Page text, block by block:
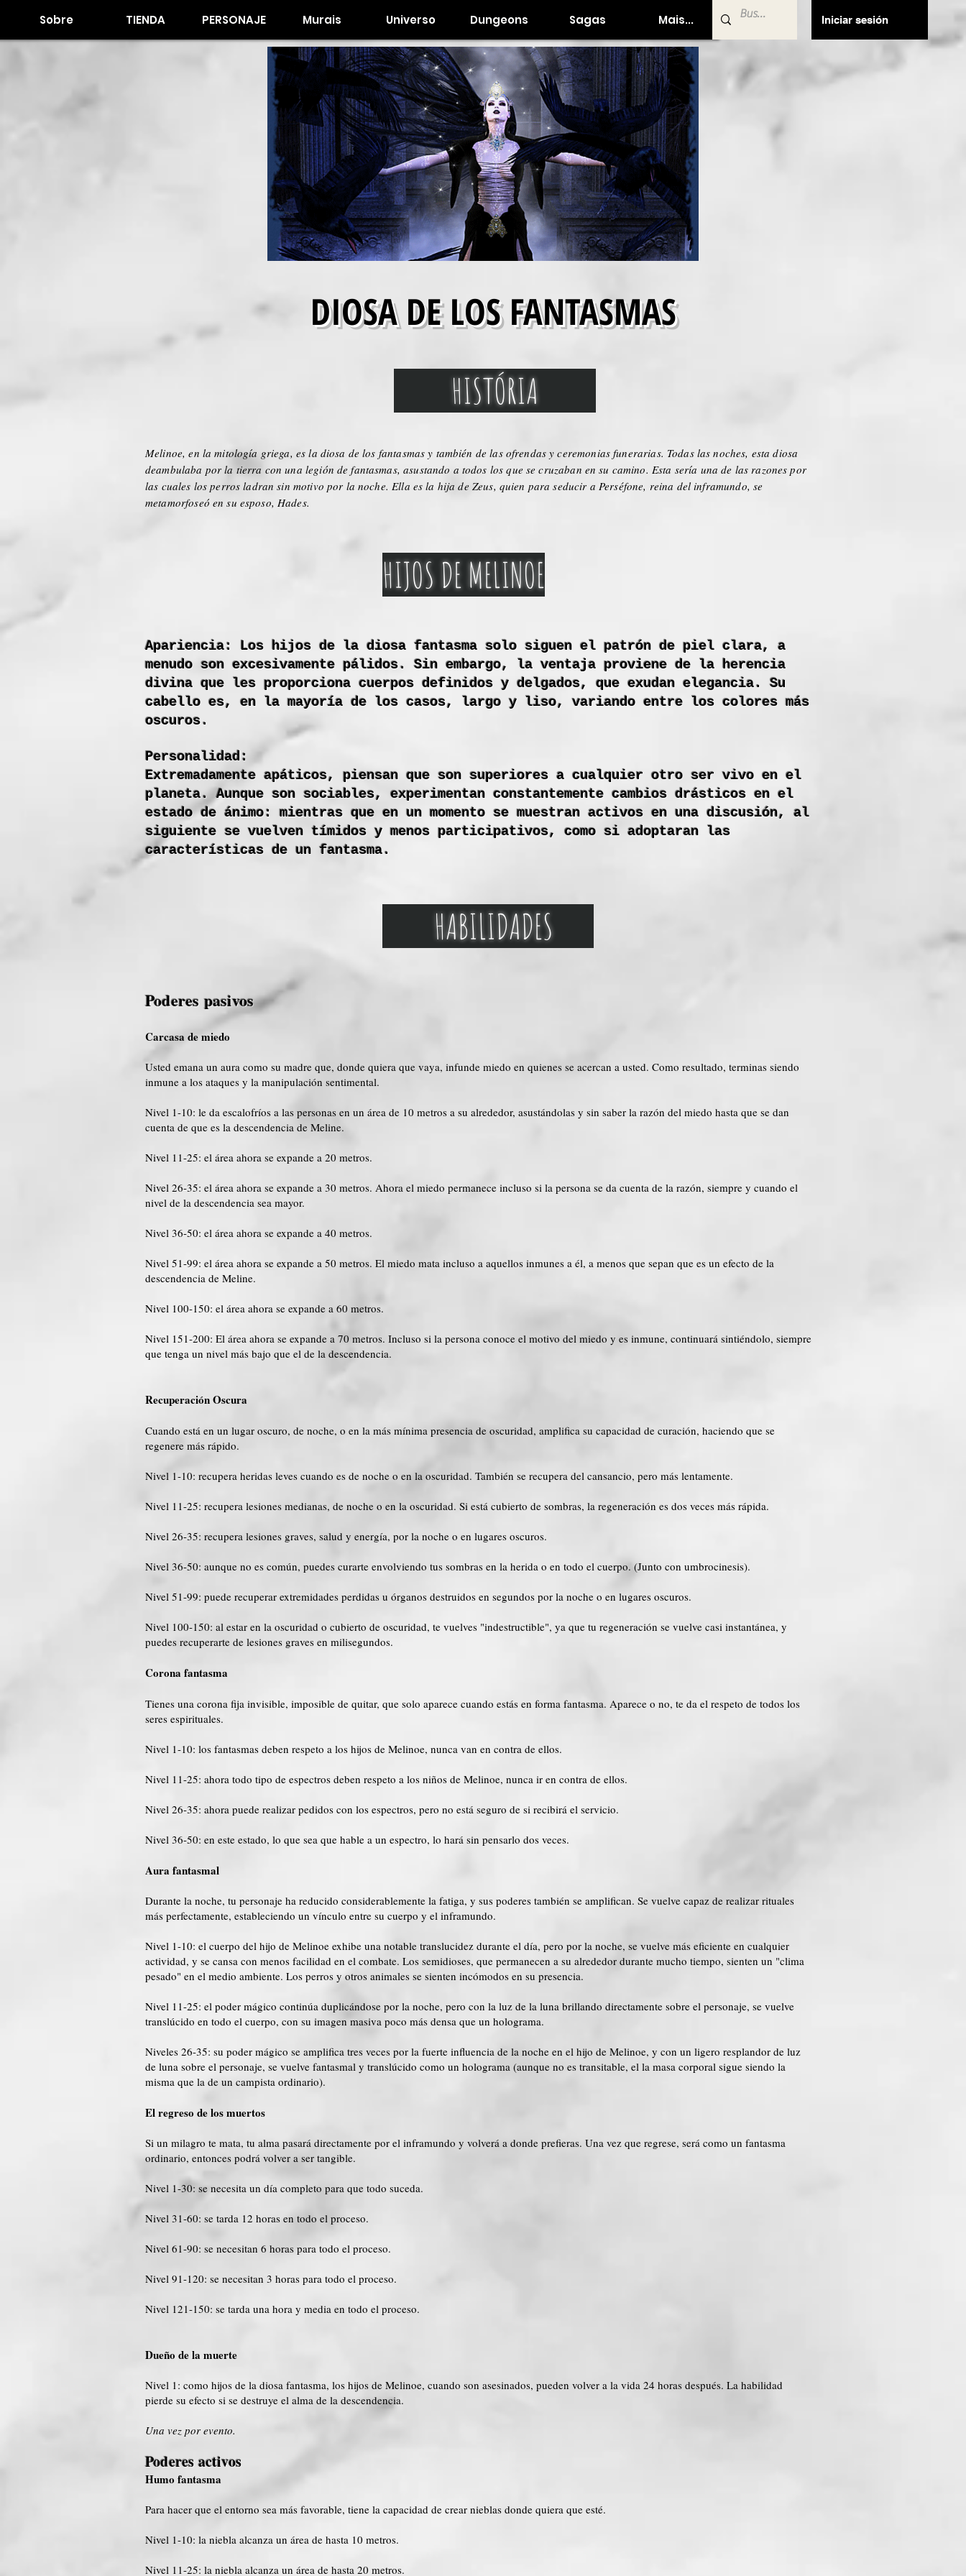
Sobre TIENDA PERSONAJE Murais Universo Dungeons Sagas Mais... Iniciar sesión
DIOSA DE LOS FANTASMAS
HISTÓRIA
Melinoe, en la mitología griega, es la diosa de los fantasmas y también de las ofrendas y ceremonias funerarias. Todas las noches, esta diosa
deambulaba por la tierra con una legión de fantasmas, asustando a todos los que se cruzaban en su camino. Esta sería una de las razones por
las cuales los perros ladran sin motivo por la noche. Ella es la hija de Zeus, quien para seducir a Perséfone, reina del inframundo, se
metamorfoseó en su esposo, Hades.
HIJOS DE MELINOE
Apariencia: Los hijos de la diosa fantasma solo siguen el patrón de piel clara, a
menudo son excesivamente pálidos. Sin embargo, la ventaja proviene de la herencia
divina que les proporciona cuerpos definidos y delgados, que exudan elegancia. Su
cabello es, en la mayoría de los casos, largo y liso, variando entre los colores más
oscuros.
Personalidad:
Extremadamente apáticos, piensan que son superiores a cualquier otro ser vivo en el
planeta. Aunque son sociables, experimentan constantemente cambios drásticos en el
estado de ánimo: mientras que en un momento se muestran activos en una discusión, al
siguiente se vuelven tímidos y menos participativos, como si adoptaran las
características de un fantasma.
HABILIDADES
Poderes pasivos
Carcasa de miedo
Usted emana un aura como su madre que, donde quiera que vaya, infunde miedo en quienes se acercan a usted. Como resultado, terminas siendo
inmune a los ataques y la manipulación sentimental.
Nivel 1-10: le da escalofríos a las personas en un área de 10 metros a su alrededor, asustándolas y sin saber la razón del miedo hasta que se dan
cuenta de que es la descendencia de Meline.
Nivel 11-25: el área ahora se expande a 20 metros.
Nivel 26-35: el área ahora se expande a 30 metros. Ahora el miedo permanece incluso si la persona se da cuenta de la razón, siempre y cuando el
nivel de la descendencia sea mayor.
Nivel 36-50: el área ahora se expande a 40 metros.
Nivel 51-99: el área ahora se expande a 50 metros. El miedo mata incluso a aquellos inmunes a él, a menos que sepan que es un efecto de la
descendencia de Meline.
Nivel 100-150: el área ahora se expande a 60 metros.
Nivel 151-200: El área ahora se expande a 70 metros. Incluso si la persona conoce el motivo del miedo y es inmune, continuará sintiéndolo, siempre
que tenga un nivel más bajo que el de la descendencia.
Recuperación Oscura
Cuando está en un lugar oscuro, de noche, o en la más mínima presencia de oscuridad, amplifica su capacidad de curación, haciendo que se
regenere más rápido.
Nivel 1-10: recupera heridas leves cuando es de noche o en la oscuridad. También se recupera del cansancio, pero más lentamente.
Nivel 11-25: recupera lesiones medianas, de noche o en la oscuridad. Si está cubierto de sombras, la regeneración es dos veces más rápida.
Nivel 26-35: recupera lesiones graves, salud y energía, por la noche o en lugares oscuros.
Nivel 36-50: aunque no es común, puedes curarte envolviendo tus sombras en la herida o en todo el cuerpo. (Junto con umbrocinesis).
Nivel 51-99: puede recuperar extremidades perdidas u órganos destruidos en segundos por la noche o en lugares oscuros.
Nivel 100-150: al estar en la oscuridad o cubierto de oscuridad, te vuelves "indestructible", ya que tu regeneración se vuelve casi instantánea, y
puedes recuperarte de lesiones graves en milisegundos.
Corona fantasma
Tienes una corona fija invisible, imposible de quitar, que solo aparece cuando estás en forma fantasma. Aparece o no, te da el respeto de todos los
seres espirituales.
Nivel 1-10: los fantasmas deben respeto a los hijos de Melinoe, nunca van en contra de ellos.
Nivel 11-25: ahora todo tipo de espectros deben respeto a los niños de Melinoe, nunca ir en contra de ellos.
Nivel 26-35: ahora puede realizar pedidos con los espectros, pero no está seguro de si recibirá el servicio.
Nivel 36-50: en este estado, lo que sea que hable a un espectro, lo hará sin pensarlo dos veces.
Aura fantasmal
Durante la noche, tu personaje ha reducido considerablemente la fatiga, y sus poderes también se amplifican. Se vuelve capaz de realizar rituales
más perfectamente, estableciendo un vínculo entre su cuerpo y el inframundo.
Nivel 1-10: el cuerpo del hijo de Melinoe exhibe una notable translucidez durante el día, pero por la noche, se vuelve más eficiente en cualquier
actividad, y se cansa con menos facilidad en el combate. Los semidioses, que permanecen a su alrededor durante mucho tiempo, sienten un "clima
pesado" en el medio ambiente. Los perros y otros animales se sienten incómodos en su presencia.
Nivel 11-25: el poder mágico continúa duplicándose por la noche, pero con la luz de la luna brillando directamente sobre el personaje, se vuelve
translúcido en todo el cuerpo, con su imagen masiva poco más densa que un holograma.
Niveles 26-35: su poder mágico se amplifica tres veces por la fuerte influencia de la noche en el hijo de Melinoe, y con un ligero resplandor de luz
de luna sobre el personaje, se vuelve fantasmal y translúcido como un holograma (aunque no es transitable, el la masa corporal sigue siendo la
misma que la de un campista ordinario).
El regreso de los muertos
Si un milagro te mata, tu alma pasará directamente por el inframundo y volverá a donde prefieras. Una vez que regrese, será como un fantasma
ordinario, entonces podrá volver a ser tangible.
Nivel 1-30: se necesita un día completo para que todo suceda.
Nivel 31-60: se tarda 12 horas en todo el proceso.
Nivel 61-90: se necesitan 6 horas para todo el proceso.
Nivel 91-120: se necesitan 3 horas para todo el proceso.
Nivel 121-150: se tarda una hora y media en todo el proceso.
Dueño de la muerte
Nivel 1: como hijos de la diosa fantasma, los hijos de Melinoe, cuando son asesinados, pueden volver a la vida 24 horas después. La habilidad
pierde su efecto si se destruye el alma de la descendencia.
Una vez por evento.
Poderes activos
Humo fantasma
Para hacer que el entorno sea más favorable, tiene la capacidad de crear nieblas donde quiera que esté.
Nivel 1-10: la niebla alcanza un área de hasta 10 metros.
Nivel 11-25: la niebla alcanza un área de hasta 20 metros.